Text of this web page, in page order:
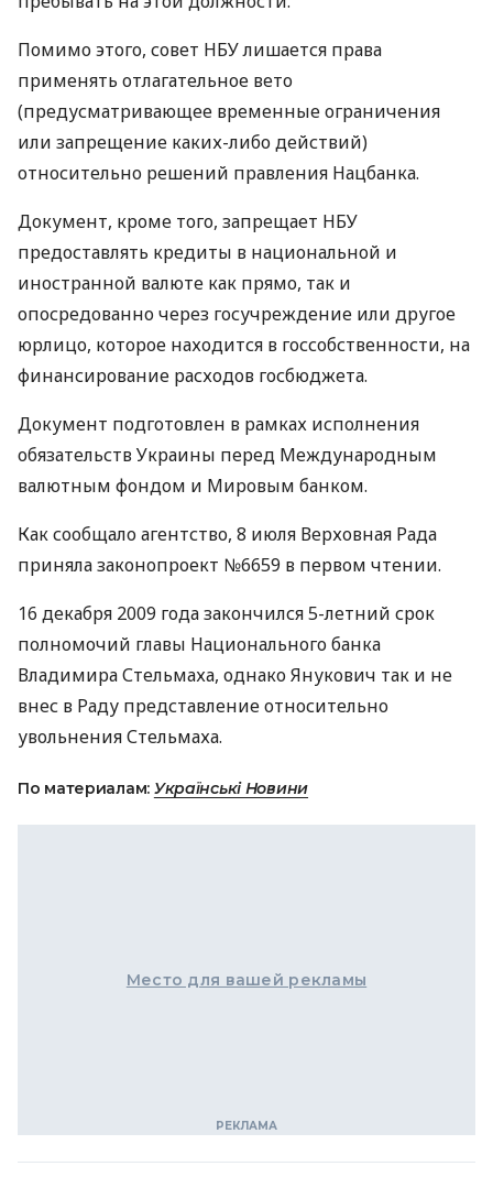
Помимо этого, совет НБУ лишается права
применять отлагательное вето
(предусматривающее временные ограничения
или запрещение каких-либо действий)
относительно решений правления Нацбанка.
Документ, кроме того, запрещает НБУ
предоставлять кредиты в национальной и
иностранной валюте как прямо, так и
опосредованно через госучреждение или другое
юрлицо, которое находится в госсобственности, на
финансирование расходов госбюджета.
Документ подготовлен в рамках исполнения
обязательств Украины перед Международным
валютным фондом и Мировым банком.
Как сообщало агентство, 8 июля Верховная Рада
приняла законопроект №6659 в первом чтении.
16 декабря 2009 года закончился 5-летний срок
полномочий главы Национального банка
Владимира Стельмаха, однако Янукович так и не
внес в Раду представление относительно
увольнения Стельмаха.
По материалам: Українські Новини
Место для вашей рекламы